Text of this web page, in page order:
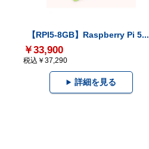
【RPI5-8GB】Raspberry Pi 5...
￥33,900
税込￥37,290
詳細を見る